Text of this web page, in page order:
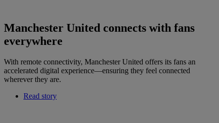
Manchester United connects with fans
everywhere
With remote connectivity, Manchester United offers its fans an
accelerated digital experience—ensuring they feel connected
wherever they are.
Read story